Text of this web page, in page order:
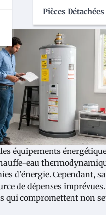
Pièces Détachées
équipements
eau
d'énergie. Cependant,
de dépenses imprévues.
qui compromettent non